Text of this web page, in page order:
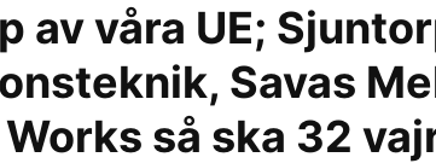
av våra UE;
Savas
så ska 32